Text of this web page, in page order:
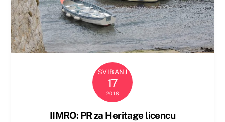
SVIBANJ
17
2018
IIMRO: PR za Heritage licencu